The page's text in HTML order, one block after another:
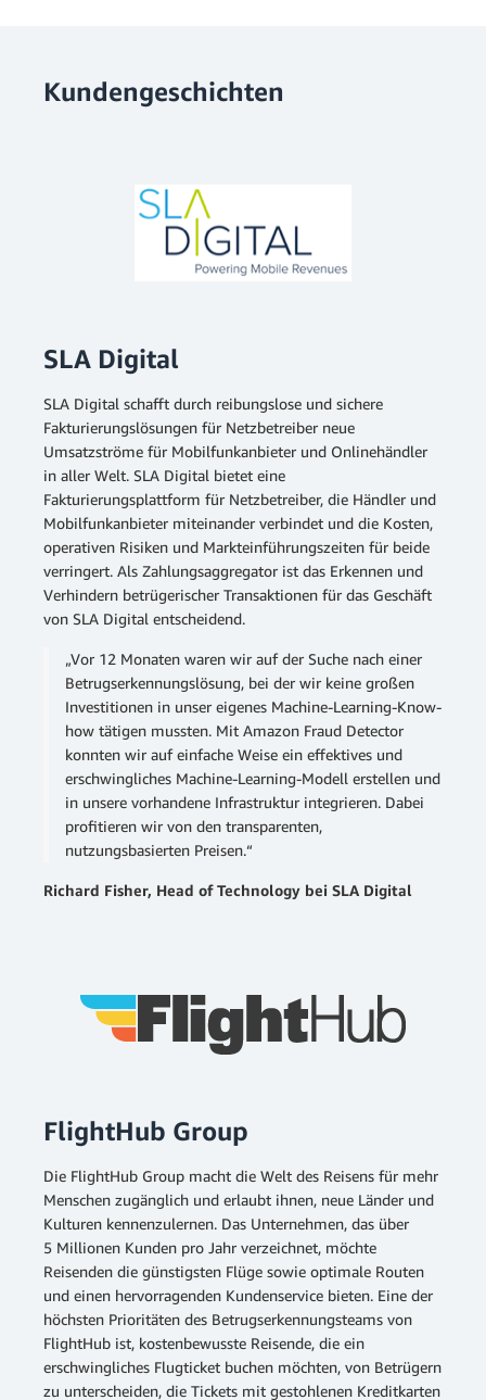
Kundengeschichten
SLA Digital
SLA Digital schafft durch reibungslose und sichere
Fakturierungslösungen für Netzbetreiber neue
Umsatzströme für Mobilfunkanbieter und Onlinehändler
in aller Welt. SLA Digital bietet eine
Fakturierungsplattform für Netzbetreiber, die Händler und
Mobilfunkanbieter miteinander verbindet und die Kosten,
operativen Risiken und Markteinführungszeiten für beide
verringert. Als Zahlungsaggregator ist das Erkennen und
Verhindern betrügerischer Transaktionen für das Geschäft
von SLA Digital entscheidend.
„Vor 12 Monaten waren wir auf der Suche nach einer
Betrugserkennungslösung, bei der wir keine großen
Investitionen in unser eigenes Machine-Learning-Know-
how tätigen mussten. Mit Amazon Fraud Detector
konnten wir auf einfache Weise ein effektives und
erschwingliches Machine-Learning-Modell erstellen und
in unsere vorhandene Infrastruktur integrieren. Dabei
profitieren wir von den transparenten,
nutzungsbasierten Preisen.“
Richard Fisher, Head of Technology bei SLA Digital
FlightHub Group
Die FlightHub Group macht die Welt des Reisens für mehr
Menschen zugänglich und erlaubt ihnen, neue Länder und
Kulturen kennenzulernen. Das Unternehmen, das über
5 Millionen Kunden pro Jahr verzeichnet, möchte
Reisenden die günstigsten Flüge sowie optimale Routen
und einen hervorragenden Kundenservice bieten. Eine der
höchsten Prioritäten des Betrugserkennungsteams von
FlightHub ist, kostenbewusste Reisende, die ein
erschwingliches Flugticket buchen möchten, von Betrügern
zu unterscheiden, die Tickets mit gestohlenen Kreditkarten